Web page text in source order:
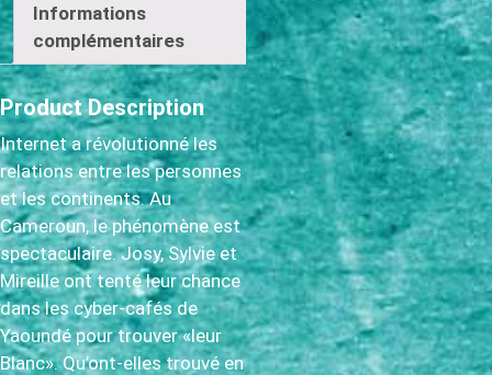
Informations
complémentaires
Product Description
Internet a révolutionné les
relations entre les personnes
et les continents. Au
Cameroun, le phénomène est
spectaculaire. Josy, Sylvie et
Mireille ont tenté leur chance
dans les cyber-cafés de
Yaoundé pour trouver «leur
Blanc». Qu’ont-elles trouvé en